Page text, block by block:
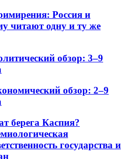
Россия и
читают одну и ту же
обзор: 3–9
обзор: 2–9
берега Каспия?
государства и